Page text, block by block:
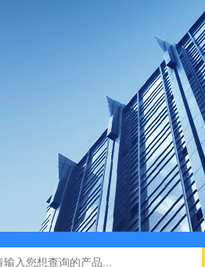
DNA Assembly Mix Plus无缝克隆